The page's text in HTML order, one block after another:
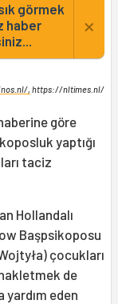
görmek
haber
×
, https://nltimes.nl/
göre
yaptığı
taciz
Hollandalı
Başpsikoposu
çocukları
de
eden